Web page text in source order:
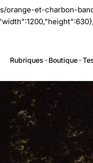
orange-et-charbon-
Rubriques Boutique